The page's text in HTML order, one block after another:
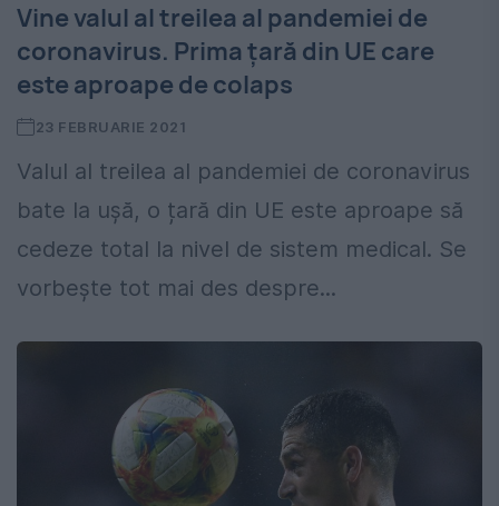
Vine valul al treilea al pandemiei de
coronavirus. Prima țară din UE care
este aproape de colaps
23 FEBRUARIE 2021
Valul al treilea al pandemiei de coronavirus
bate la ușă, o țară din UE este aproape să
cedeze total la nivel de sistem medical. Se
vorbește tot mai des despre...